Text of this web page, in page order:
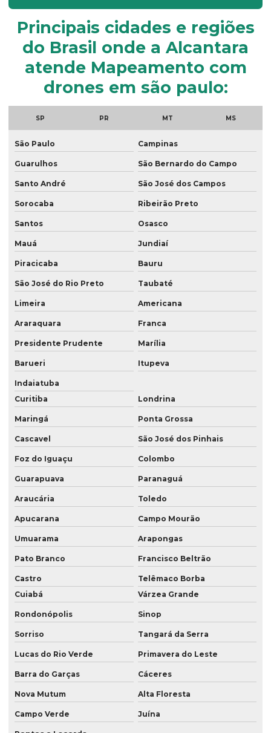
Georreferenciamento de imóveis
Georreferenciamento de imóveis rurais com drone
Georreferenciamento de propriedades rurais
Georreferenciamento topografia
Laudo ambiental empresa
Laudo de passivo ambiental
Laudos ambientais
Laudos técnicos ambientais
Levantamento georreferenciado
Levantamento topográfico georreferenciado
Mapeamento com drones
Mapeamento com drones no paraná
Mapeamento com drones em são paulo
Mapeamento com drones em sp
Meio ambiente consultoria
Prestação de serviços de topografia
Serviço de consultoria ambiental em londrina
Serviço de consultoria ambiental em londrina pr
Serviço de consultoria ambiental no paraná
Serviço de consultoria ambiental no pr
Serviço de consultoria ambiental em presidente prudente
Serviço de consultoria ambiental em presidente prudente sp
Serviço de consultoria ambiental em são paulo
Serviço de georreferenciamento em londrina
Serviço de georreferenciamento no paraná
Principais cidades e regiões
do Brasil onde a Alcantara
atende Mapeamento com
drones em são paulo:
SP PR MT MS
São Paulo Campinas
Guarulhos São Bernardo do Campo
Santo André São José dos Campos
Sorocaba Ribeirão Preto
Santos Osasco
Mauá Jundiaí
Piracicaba Bauru
São José do Rio Preto Taubaté
Limeira Americana
Araraquara Franca
Presidente Prudente Marília
Barueri Itupeva
Indaiatuba
Curitiba
Londrina
Maringá Ponta Grossa
Cascavel São José dos Pinhais
Foz do Iguaçu Colombo
Guarapuava Paranaguá
Araucária Toledo
Apucarana Campo Mourão
Umuarama Arapongas
Pato Branco Francisco Beltrão
Castro
Telêmaco Borba
Cuiabá
Várzea Grande
Rondonópolis Sinop
Sorriso Tangará da Serra
Lucas do Rio Verde Primavera do Leste
Barra do Garças Cáceres
Nova Mutum Alta Floresta
Campo Verde Juína